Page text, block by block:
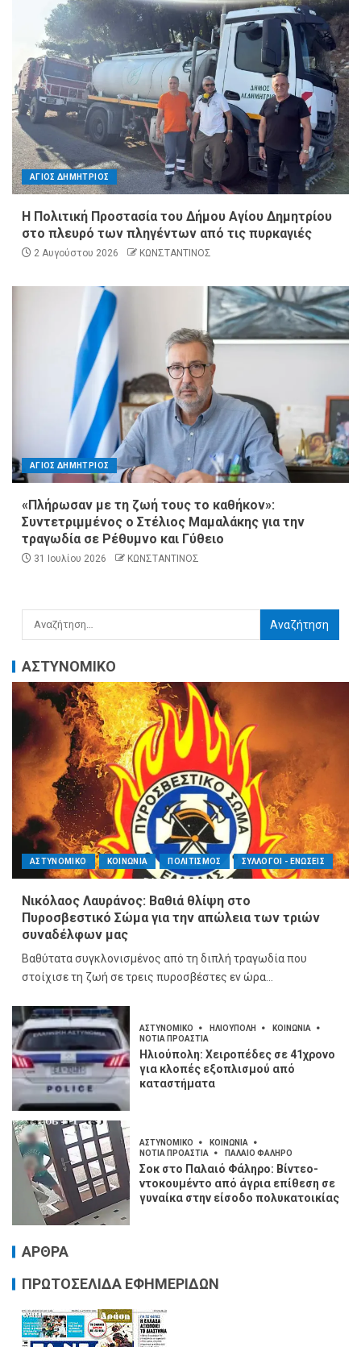
ΑΓΙΟΣ ΔΗΜΗΤΡΙΟΣ
Η Πολιτική Προστασία του Δήμου Αγίου Δημητρίου
στο πλευρό των πληγέντων από τις πυρκαγιές
2 Αυγούστου 2026 ΚΩΝΣΤΑΝΤΙΝΟΣ
ΑΓΙΟΣ ΔΗΜΗΤΡΙΟΣ
«Πλήρωσαν με τη ζωή τους το καθήκον»:
Συντετριμμένος ο Στέλιος Μαμαλάκης για την
τραγωδία σε Ρέθυμνο και Γύθειο
31 Ιουλίου 2026 ΚΩΝΣΤΑΝΤΙΝΟΣ
ΑΣΤΥΝΟΜΙΚΟ
ΑΣΤΥΝΟΜΙΚΟ ΚΟΙΝΩΝΙΑ ΠΟΛΙΤΙΣΜΟΣ ΣΥΛΛΟΓΟΙ - ΕΝΩΣΕΙΣ
Νικόλαος Λαυράνος: Βαθιά θλίψη στο
Πυροσβεστικό Σώμα για την απώλεια των τριών
συναδέλφων μας
Βαθύτατα συγκλονισμένος από τη διπλή τραγωδία που
στοίχισε τη ζωή σε τρεις πυροσβέστες εν ώρα...
ΑΣΤΥΝΟΜΙΚΟ ΗΛΙΟΥΠΟΛΗ
ΚΟΙΝΩΝΙΑ
ΝΟΤΙΑ ΠΡΟΑΣΤΙΑ
Ηλιούπολη: Χειροπέδες σε 41χρονο
για κλοπές εξοπλισμού από
καταστήματα
ΑΣΤΥΝΟΜΙΚΟ
ΚΟΙΝΩΝΙΑ
ΝΟΤΙΑ ΠΡΟΑΣΤΙΑ
ΠΑΛΑΙΟ ΦΑΛΗΡΟ
Σοκ στο Παλαιό Φάληρο: Βίντεο-
ντοκουμέντο από άγρια επίθεση σε
γυναίκα στην είσοδο πολυκατοικίας
ΑΡΘΡΑ
ΠΡΩΤΟΣΕΛΙΔΑ ΕΦΗΜΕΡΙΔΩΝ